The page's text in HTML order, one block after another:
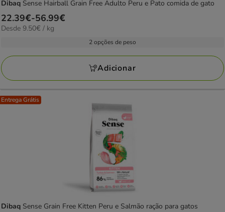
Dibaq Sense Hairball Grain Free Adulto Peru e Pato comida de gato
Preço
de
56.99€
22.39€-56.99€
9.50€
Desde 9.50€ / kg
2 opções de peso
Adicionar
Entrega Grátis
Dibaq Sense Grain Free Kitten Peru e Salmão ração para gatos